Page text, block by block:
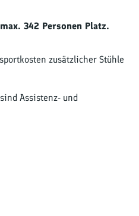
342 Personen Platz.
zusätzlicher Stühle
Assistenz- und